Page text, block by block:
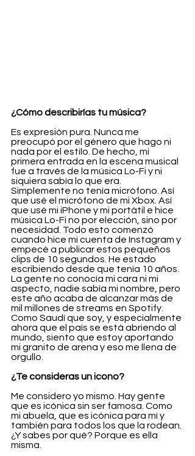
¿Cómo describirías tu música?
Es expresión pura. Nunca me
preocupó por el género que hago ni
nada por el estilo. De hecho, mi
primera entrada en la escena musical
fue a través de la música Lo-Fi y ni
siquiera sabía lo que era.
Simplemente no tenía micrófono. Así
que usé el micrófono de mi Xbox. Así
que usé mi iPhone y mi portátil e hice
música Lo-Fi no por elección, sino por
necesidad. Todo esto comenzó
cuando hice mi cuenta de Instagram y
empecé a publicar estos pequeños
clips de 10 segundos. He estado
escribiendo desde que tenía 10 años.
La gente no conocía mi cara ni mi
aspecto, nadie sabía mi nombre, pero
este año acaba de alcanzar más de
mil millones de streams en Spotify.
Como Saudí que soy, y especialmente
ahora que el país se está abriendo al
mundo, siento que estoy aportando
mi granito de arena y eso me llena de
orgullo.
¿Te consideras un icono?
Me considero yo mismo. Hay gente
que es icónica sin ser famosa. Como
mi abuela, que es icónica para mí y
también para todos los que la rodean.
¿Y sabes por qué? Porque es ella
misma.